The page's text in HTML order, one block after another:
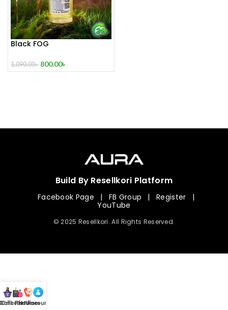
Black FOG
1,090.00৳ 800.00৳
Build By Resellkori Platform
Facebook Page | FB Group | Register
|
YouTube
© 2025 Resellkori. All Rights Reserved.
mL Perfumes
Hotline
Account